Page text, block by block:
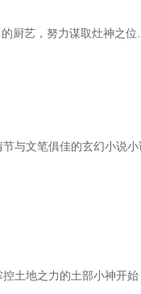
厨艺，努力谋取灶神之
与文笔俱佳的玄幻小说
土地之力的土部小神开